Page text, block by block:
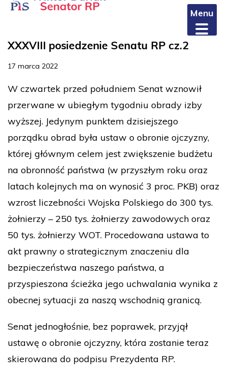
XXXVIII posiedzenie Senatu RP cz.2
17 marca 2022
W czwartek przed południem Senat wznowił
przerwane w ubiegłym tygodniu obrady izby
wyższej. Jedynym punktem dzisiejszego
porządku obrad była ustaw o obronie ojczyzny,
której głównym celem jest zwiększenie budżetu
na obronność państwa (w przyszłym roku oraz
latach kolejnych ma on wynosić 3 proc. PKB) oraz
wzrost liczebności Wojska Polskiego do 300 tys.
żołnierzy – 250 tys. żołnierzy zawodowych oraz
50 tys. żołnierzy WOT. Procedowana ustawa to
akt prawny o strategicznym znaczeniu dla
bezpieczeństwa naszego państwa, a
przyspieszona ścieżka jego uchwalania wynika z
obecnej sytuacji za naszą wschodnią granicą.
Senat jednogłośnie, bez poprawek, przyjął
ustawę o obronie ojczyzny, która zostanie teraz
skierowana do podpisu Prezydenta RP.
Menu